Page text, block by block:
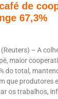
de
67,3%
(Reuters) – A
maior
do total,
que produtores
os trabalhos,